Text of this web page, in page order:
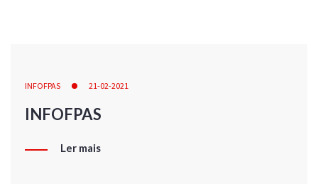
INFOFPAS 21-02-2021
INFOFPAS
Ler mais